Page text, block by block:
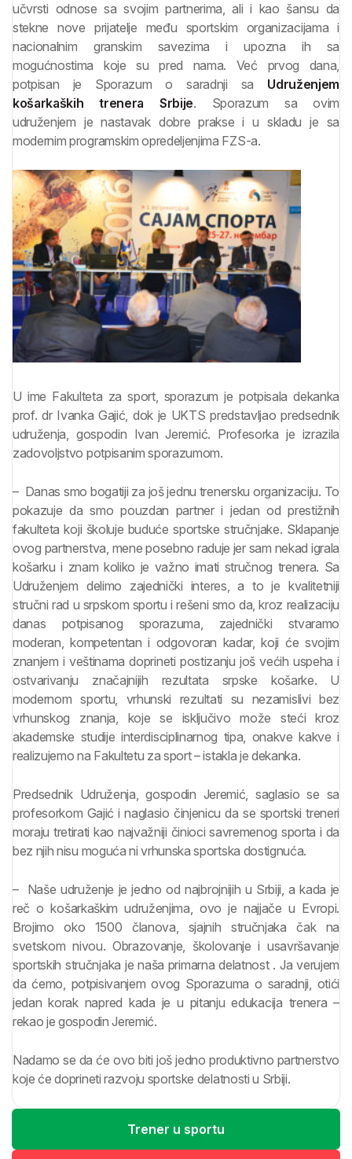
učvrsti odnose sa svojim partnerima, ali i kao šansu da
stekne nove prijatelje među sportskim organizacijama i
nacionalnim granskim savezima i upozna ih sa
mogućnostima koje su pred nama. Već prvog dana,
potpisan je Sporazum o saradnji sa Udruženjem
košarkaških trenera Srbije. Sporazum sa ovim
udruženjem je nastavak dobre prakse i u skladu je sa
modernim programskim opredeljenjima FZS-a.
U ime Fakulteta za sport, sporazum je potpisala dekanka
prof. dr Ivanka Gajić, dok je UKTS predstavljao predsednik
udruženja, gospodin Ivan Jeremić. Profesorka je izrazila
zadovoljstvo potpisanim sporazumom.
– Danas smo bogatiji za još jednu trenersku organizaciju. To
pokazuje da smo pouzdan partner i jedan od prestižnih
fakulteta koji školuje buduće sportske stručnjake. Sklapanje
ovog partnerstva, mene posebno raduje jer sam nekad igrala
košarku i znam koliko je važno imati stručnog trenera. Sa
Udruženjem delimo zajednički interes, a to je kvalitetniji
stručni rad u srpskom sportu i rešeni smo da, kroz realizaciju
danas potpisanog sporazuma, zajednički stvaramo
moderan, kompetentan i odgovoran kadar, koji će svojim
znanjem i veštinama doprineti postizanju još većih uspeha i
ostvarivanju značajnijih rezultata srpske košarke. U
modernom sportu, vrhunski rezultati su nezamislivi bez
vrhunskog znanja, koje se isključivo može steći kroz
akademske studije interdisciplinarnog tipa, onakve kakve i
realizujemo na Fakultetu za sport – istakla je dekanka.
Predsednik Udruženja, gospodin Jeremić, saglasio se sa
profesorkom Gajić i naglasio činjenicu da se sportski treneri
moraju tretirati kao najvažniji činioci savremenog sporta i da
bez njih nisu moguća ni vrhunska sportska dostignuća.
– Naše udruženje je jedno od najbrojnijih u Srbiji, a kada je
reč o košarkaškim udruženjima, ovo je najjače u Evropi.
Brojimo oko 1500 članova, sjajnih stručnjaka čak na
svetskom nivou. Obrazovanje, školovanje i usavršavanje
sportskih stručnjaka je naša primarna delatnost . Ja verujem
da ćemo, potpisivanjem ovog Sporazuma o saradnji, otići
jedan korak napred kada je u pitanju edukacija trenera –
rekao je gospodin Jeremić.
Nadamo se da će ovo biti još jedno produktivno partnerstvo
koje će doprineti razvoju sportske delatnosti u Srbiji.
Trener u sportu